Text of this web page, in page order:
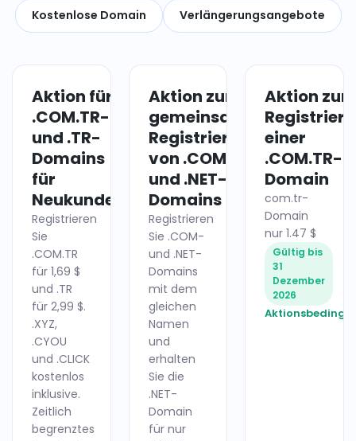
Kostenlose Domain Verlängerungsangebote
Aktion für
.COM.TR-
und .TR-
Domains
für
Neukunden
DOMAIN
Registrieren
Sie
.COM.TR
für 1,69 $
und .TR
für 2,99 $.
.XYZ,
.CYOU
und .CLICK
kostenlos
inklusive.
Zeitlich
begrenztes
Aktion zur
gemeinsamen
Registrierung
von .COM-
und .NET-
Domains
DOMAIN
Registrieren
Sie .COM-
und .NET-
Domains
mit dem
gleichen
Namen
und
erhalten
Sie die
.NET-
Domain
für nur
Aktion zur
einer
.COM.TR-
Domain
com.tr-
Domain
nur 1.47 $
Gültig bis
31
Dezember
2026